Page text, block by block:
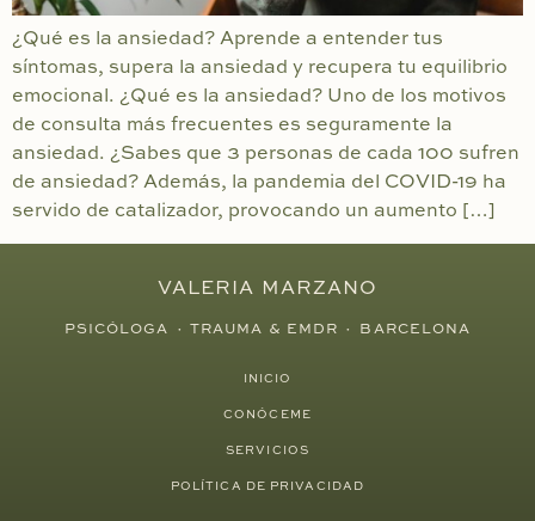
¿Qué es la ansiedad? Aprende a entender tus
síntomas, supera la ansiedad y recupera tu equilibrio
emocional. ¿Qué es la ansiedad? Uno de los motivos
de consulta más frecuentes es seguramente la
ansiedad. ¿Sabes que 3 personas de cada 100 sufren
de ansiedad? Además, la pandemia del COVID-19 ha
servido de catalizador, provocando un aumento […]
VALERIA MARZANO
PSICÓLOGA · TRAUMA & EMDR · BARCELONA
INICIO
CONÓCEME
SERVICIOS
POLÍTICA DE PRIVACIDAD